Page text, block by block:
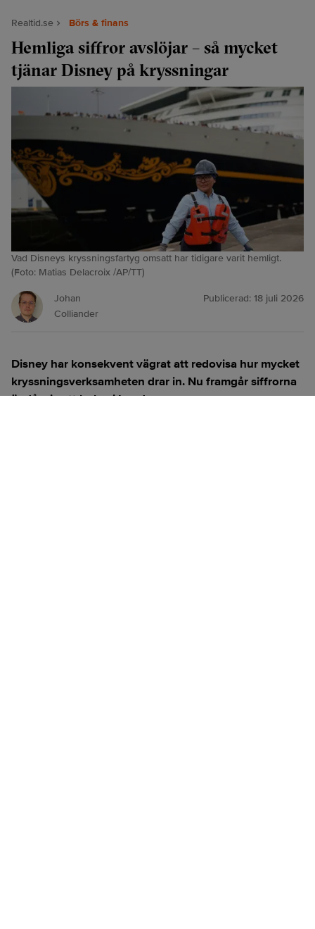
Realtid.se Börs & finans
Hemliga siffror avslöjar – så mycket
tjänar Disney på kryssningar
Vad Disneys kryssningsfartyg omsatt har tidigare varit hemligt.
(Foto: Matias Delacroix /AP/TT)
Johan
Colliander
Publicerad: 18 juli 2026
Disney har konsekvent vägrat att redovisa hur mycket
kryssningsverksamheten drar in. Nu framgår siffrorna
ändå, via ett bolag i London.